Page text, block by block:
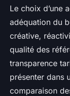
Le choix d’une
adéquation du
créative,
qualité des
transparence
présenter dans
comparaison